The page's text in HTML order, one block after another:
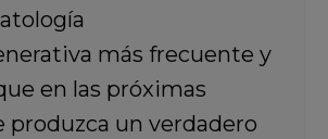
más frecuente y
en las próximas
produzca un verdadero